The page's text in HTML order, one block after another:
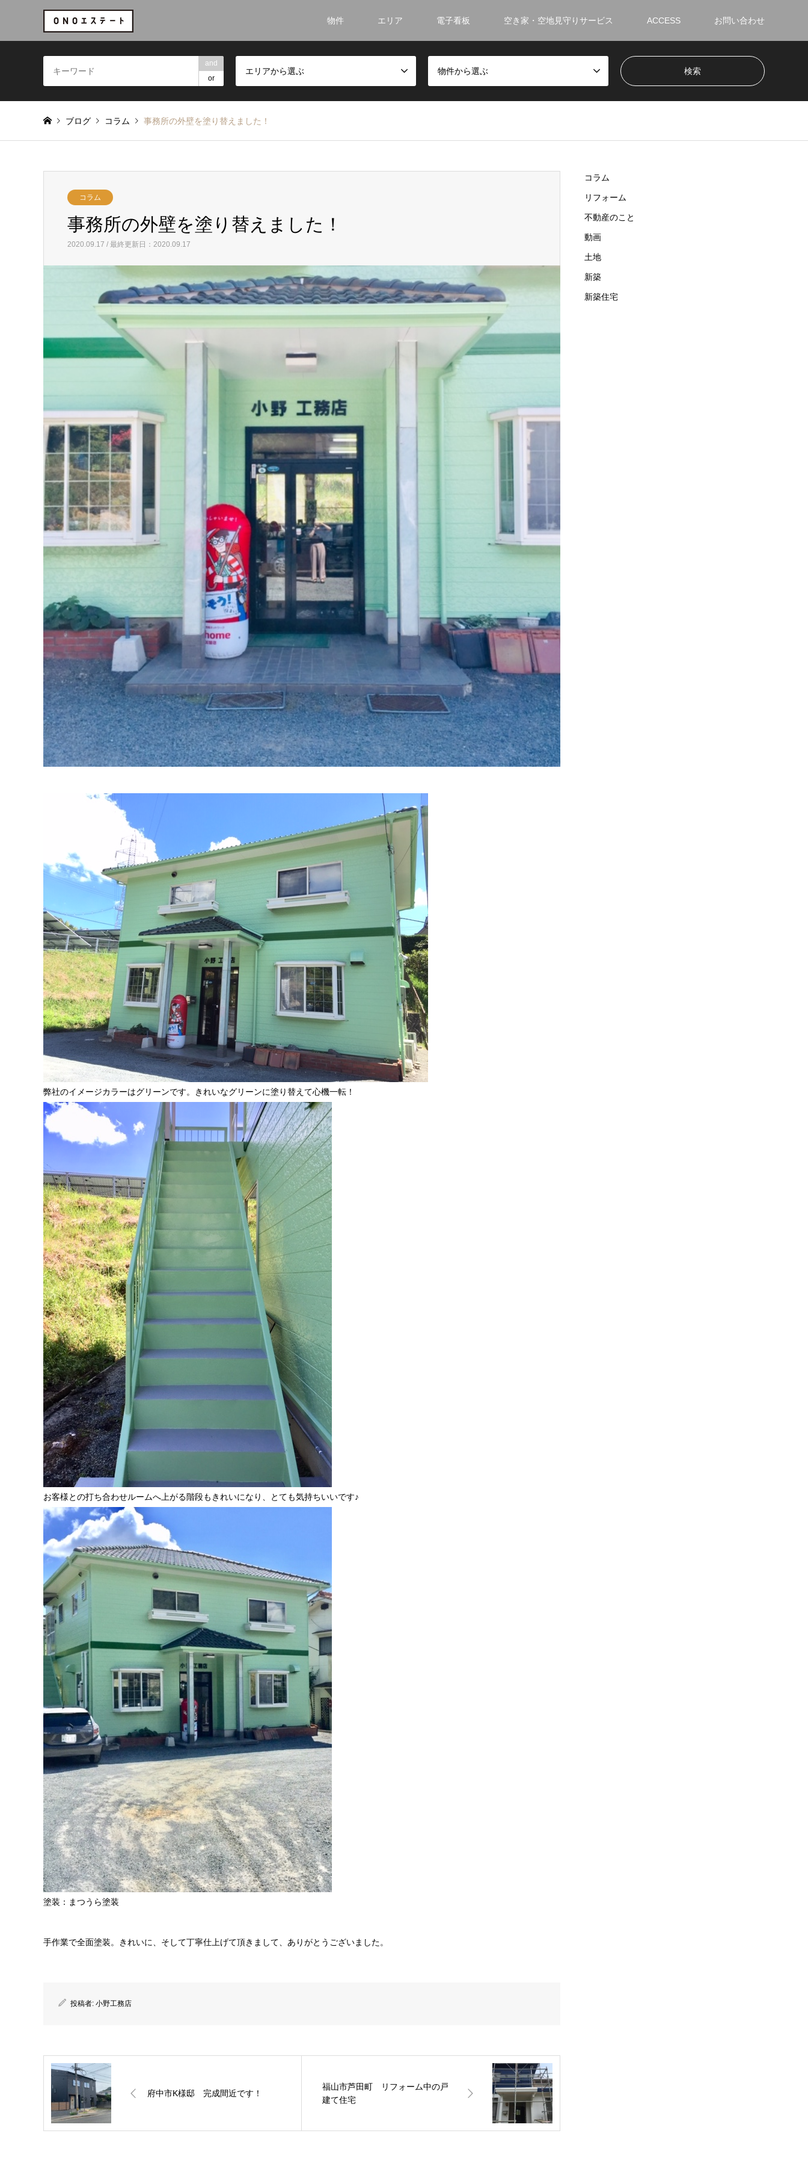
物件 エリア 電子看板 空き家・空地見守りサービス ACCESS お問い合わせ
and
or
エリアから選ぶ 物件から選ぶ
ブログ コラム 事務所の外壁を塗り替えました！
コラム
事務所の外壁を塗り替えました！
2020.09.17 / 最終更新日：2020.09.17
弊社のイメージカラーはグリーンです。きれいなグリーンに塗り替えて心機一転！
お客様との打ち合わせルームへ上がる階段もきれいになり、とても気持ちいいです♪
塗装：まつうら塗装
手作業で全面塗装。きれいに、そして丁寧仕上げて頂きまして、ありがとうございました。
投稿者: 小野工務店
府中市K様邸 完成間近です！
福山市芦田町 リフォーム中の戸
建て住宅
コラム
リフォーム
不動産のこと
動画
土地
新築
新築住宅